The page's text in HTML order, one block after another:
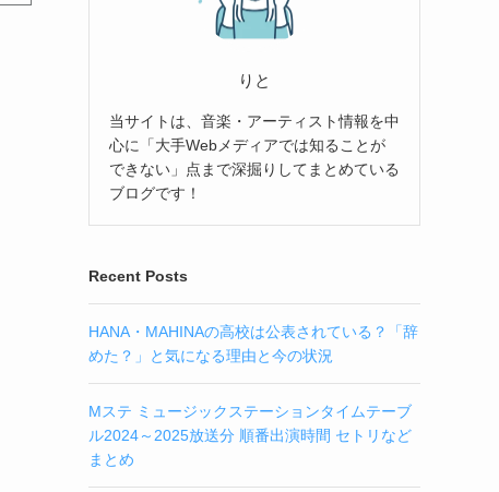
りと
当サイトは、音楽・アーティスト情報を中
心に「大手Webメディアでは知ることが
できない」点まで深掘りしてまとめている
ブログです！
Recent Posts
HANA・MAHINAの高校は公表されている？「辞
めた？」と気になる理由と今の状況
Mステ ミュージックステーションタイムテーブ
ル2024～2025放送分 順番出演時間 セトリなど
まとめ